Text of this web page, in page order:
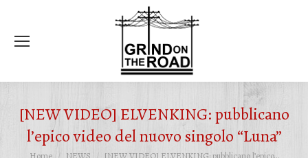
[NEW VIDEO] ELVENKING: pubblicano
l’epico video del nuovo singolo “Luna”
Home NEWS [NEW VIDEO] ELVENKING: pubblicano l’epico…